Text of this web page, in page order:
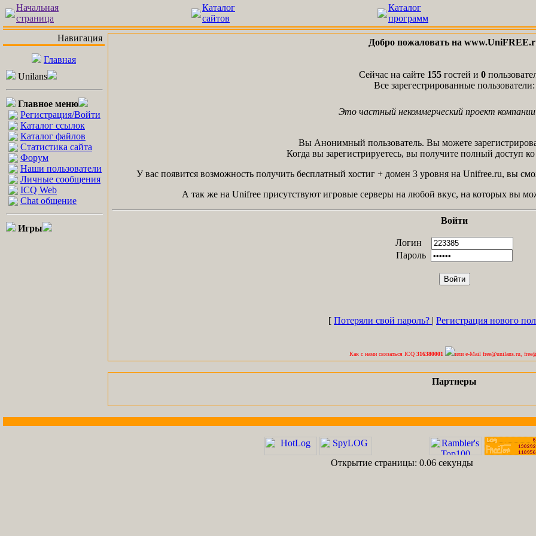
Начальная
страница
Каталог
сайтов
Каталог
программ
Навигация
Главная
Unilans
Главное меню
Регистрация/Войти
Каталог ссылок
Каталог файлов
Статистика сайта
Форум
Наши пользователи
Личные сообщения
ICQ Web
Chat общение
Игры
Добро пожаловать на
Сейчас на сайте 155 гостей и 0
Все зарегестрированные пользователи:
Это частный некоммерческий проект
Вы Анонимный пользователь. Вы можете
Когда вы зарегистрируетесь, вы получите полный доступ ко
У вас появится возможность получить бесплатный хостиг + домен 3 уровня на Unifree.ru, вы
А так же на Unifree присутствуют игровые серверы на любой вкус, на которых вы
Войти
Логин
Пароль
[ Потеряли свой пароль? | Регистрация нового
Как с нами связаться ICQ 316380001 или e-Mail free@unilans.ru,
Партнеры
Открытие страницы: 0.06 секунды